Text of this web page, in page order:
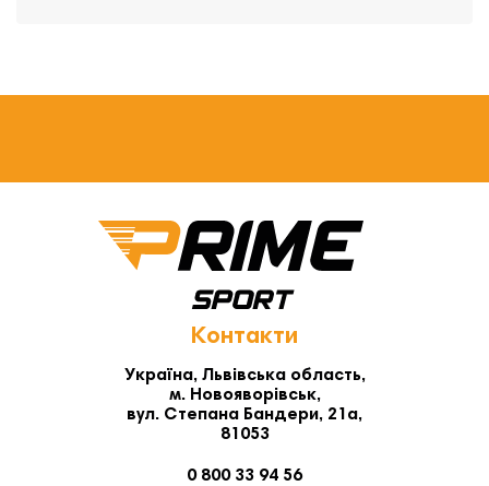
Контакти
Україна, Львівська область,
м. Новояворівськ,
вул. Степана Бандери, 21а,
81053
0 800 33 94 56